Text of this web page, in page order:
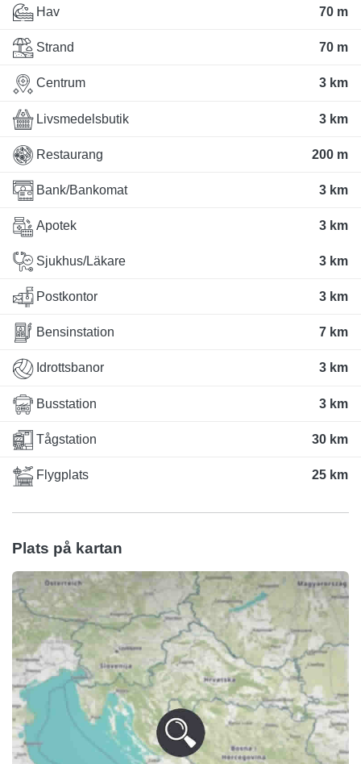
Hav 70 m
Strand 70 m
Centrum 3 km
Livsmedelsbutik 3 km
Restaurang 200 m
Bank/Bankomat 3 km
Apotek 3 km
Sjukhus/Läkare 3 km
Postkontor 3 km
Bensinstation 7 km
Idrottsbanor 3 km
Busstation 3 km
Tågstation 30 km
Flygplats 25 km
Plats på kartan